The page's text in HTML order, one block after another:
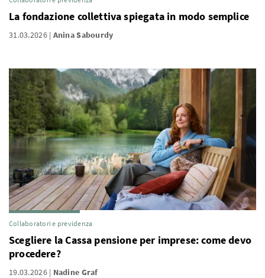
La fondazione collettiva spiegata in modo semplice
31.03.2026 Anina Sabourdy
Collaboratori e previdenza
Scegliere la Cassa pensione per imprese: come devo
procedere?
19.03.2026 Nadine Graf